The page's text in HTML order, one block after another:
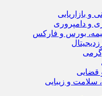
و بازاریابی
و دامپروری
بورس و فارکس
قضایی
سلامت و زیبایی